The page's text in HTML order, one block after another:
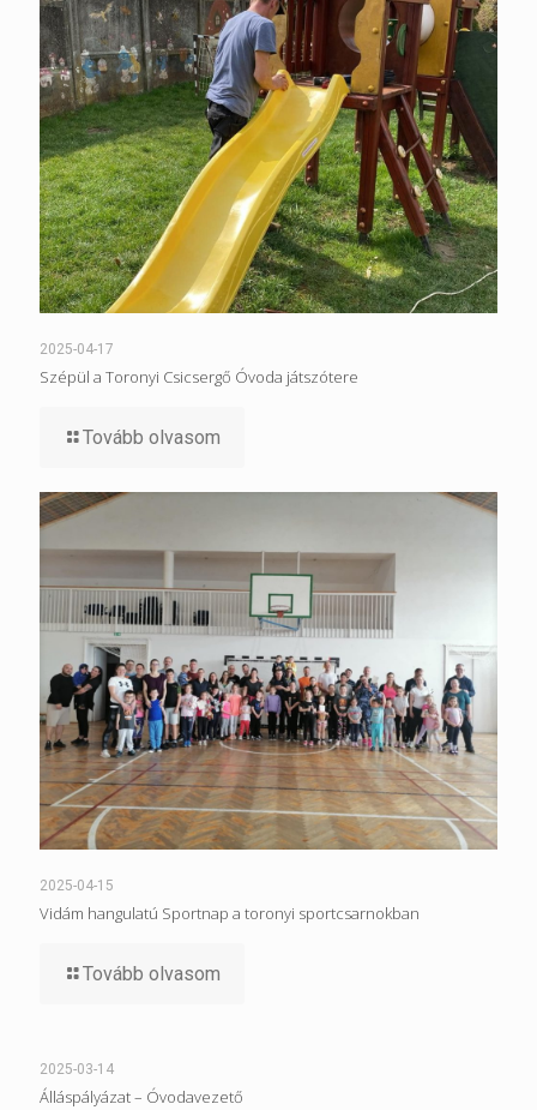
2025-04-17
Szépül a Toronyi Csicsergő Óvoda játszótere
Tovább olvasom
2025-04-15
Vidám hangulatú Sportnap a toronyi sportcsarnokban
Tovább olvasom
2025-03-14
Álláspályázat – Óvodavezető